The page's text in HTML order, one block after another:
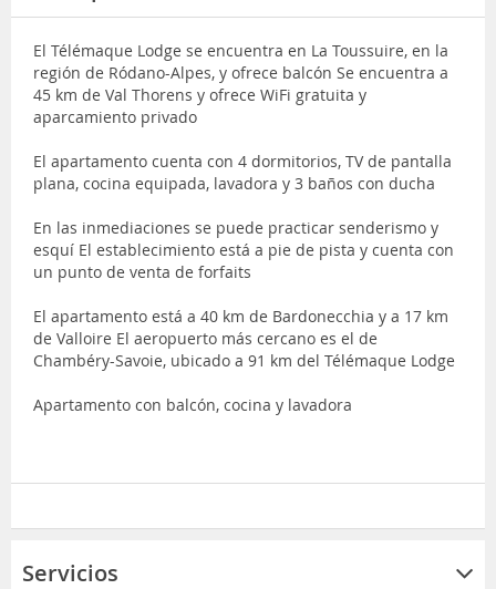
El Télémaque Lodge se encuentra en La Toussuire, en la
región de Ródano-Alpes, y ofrece balcón Se encuentra a
45 km de Val Thorens y ofrece WiFi gratuita y
aparcamiento privado
El apartamento cuenta con 4 dormitorios, TV de pantalla
plana, cocina equipada, lavadora y 3 baños con ducha
En las inmediaciones se puede practicar senderismo y
esquí El establecimiento está a pie de pista y cuenta con
un punto de venta de forfaits
El apartamento está a 40 km de Bardonecchia y a 17 km
de Valloire El aeropuerto más cercano es el de
Chambéry-Savoie, ubicado a 91 km del Télémaque Lodge
Apartamento con balcón, cocina y lavadora
Servicios